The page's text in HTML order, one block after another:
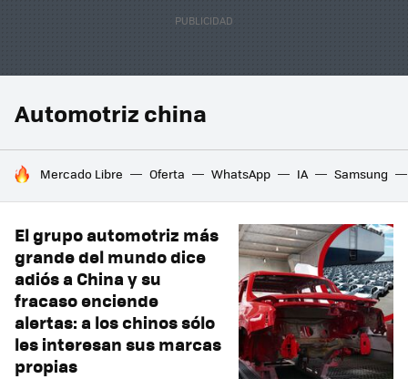
Automotriz china
HOY SE HABLA DE
Mercado Libre Oferta WhatsApp IA Samsung
El grupo automotriz más
grande del mundo dice
adiós a China y su
fracaso enciende
alertas: a los chinos sólo
les interesan sus marcas
propias